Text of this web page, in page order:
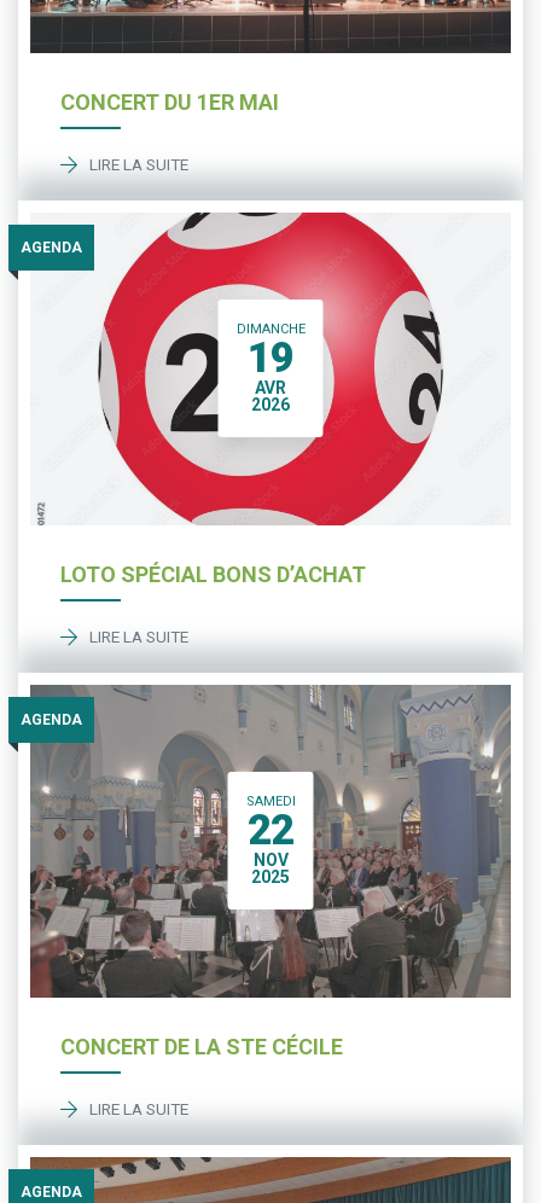
CONCERT DU 1ER MAI
LIRE LA SUITE
DIMANCHE
19
AVR
2026
AGENDA
LOTO SPÉCIAL BONS D’ACHAT
LIRE LA SUITE
SAMEDI
22
NOV
2025
AGENDA
CONCERT DE LA STE CÉCILE
LIRE LA SUITE
AGENDA